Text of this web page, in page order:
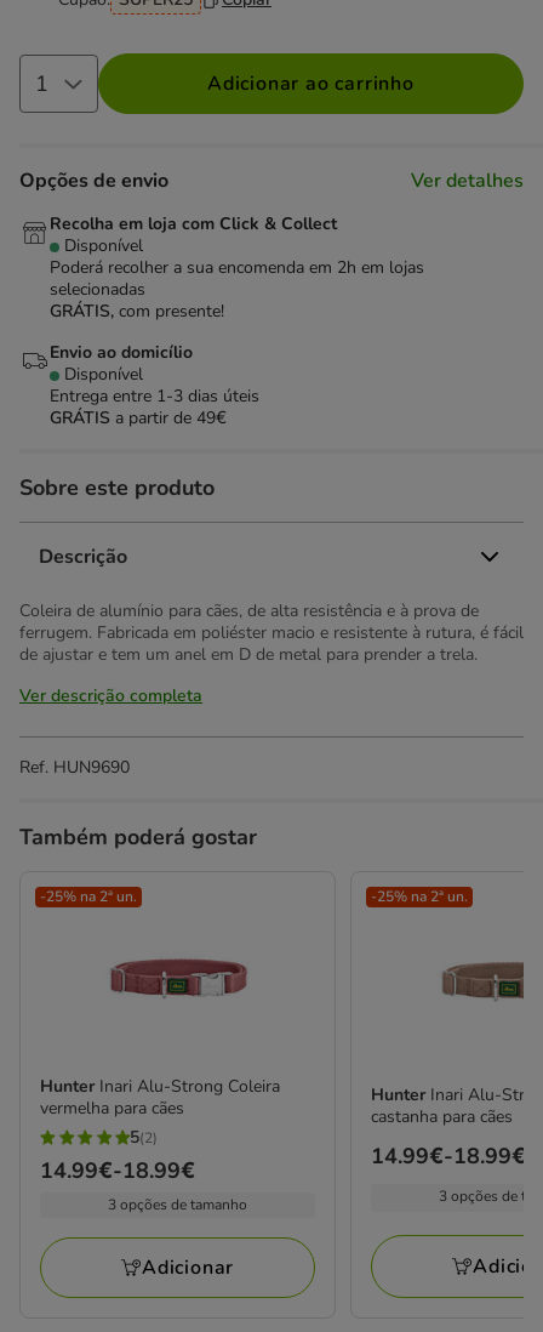
Adicionar ao carrinho
Opções de envio Ver detalhes
Recolha em loja com Click & Collect
Disponível
Poderá recolher a sua encomenda em 2h em lojas
selecionadas
GRÁTIS, com presente!
Envio ao domicílio
Disponível
Entrega entre 1-3 dias úteis
GRÁTIS a partir de 49€
Sobre este produto
Descrição
Coleira de alumínio para cães, de alta resistência e à prova de
ferrugem. Fabricada em poliéster macio e resistente à rutura, é fácil
de ajustar e tem um anel em D de metal para prender a trela.
Ver descrição completa
Ref. HUN9690
Também poderá gostar
-25% na 2ª un.
Hunter Inari Alu-Strong Coleira
vermelha para cães
5
estrelas
2
avaliações
5(2)
Preço
a
18.99€
14.99€-18.99€
3 opções de tamanho
Adicionar
-25% na 2ª un.
Hunter Inari Alu-
castanha para cães
Preço
a
18.99€
14.99€-18.99€
3 opções de